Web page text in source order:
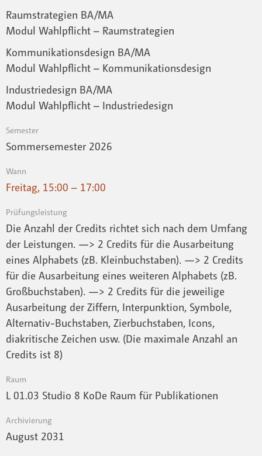
Raumstrategien BA/MA
Modul Wahlpflicht – Raumstrategien
Kommunikationsdesign BA/MA
Modul Wahlpflicht – Kommunikationsdesign
Industriedesign BA/MA
Modul Wahlpflicht – Industriedesign
Semester
Sommersemester 2026
Wann
Freitag, 15:00 – 17:00
Prüfungsleistung
Die Anzahl der Credits richtet sich nach dem Umfang
der Leistungen. —> 2 Credits für die Ausarbeitung
eines Alphabets (zB. Kleinbuchstaben). —> 2 Credits
für die Ausarbeitung eines weiteren Alphabets (zB.
Großbuchstaben). —> 2 Credits für die jeweilige
Ausarbeitung der Ziffern, Interpunktion, Symbole,
Alternativ-Buchstaben, Zierbuchstaben, Icons,
diakritische Zeichen usw. (Die maximale Anzahl an
Credits ist 8)
Raum
L 01.03 Studio 8 KoDe Raum für Publikationen
Archivierung
August 2031